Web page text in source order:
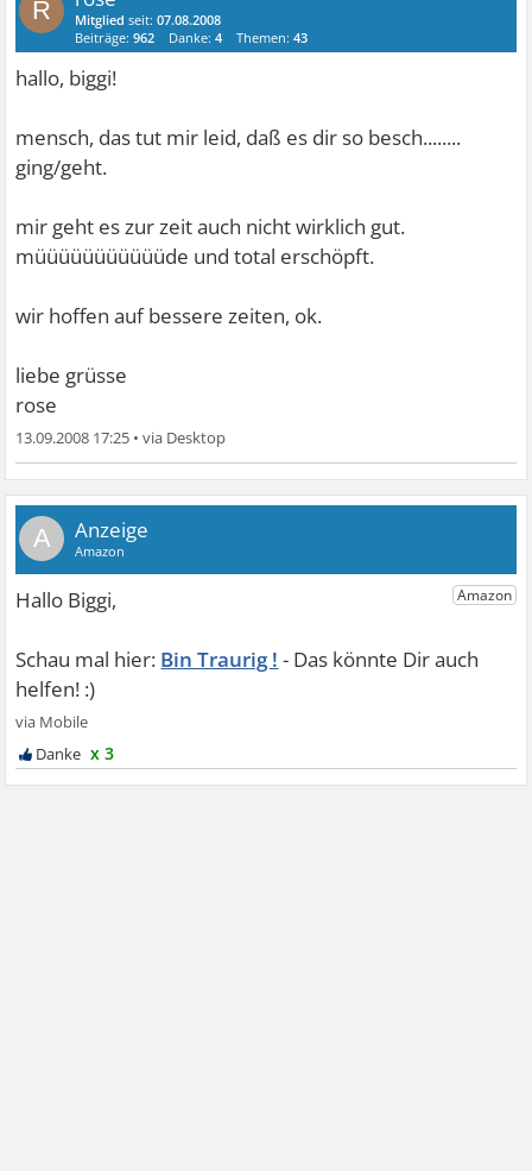
R Mitglied seit:07.08.2008
Beiträge:962 Danke:4 Themen:43
hallo, biggi!
mensch, das tut mir leid, daß es dir so besch........
ging/geht.
mir geht es zur zeit auch nicht wirklich gut.
müüüüüüüüüüüde und total erschöpft.
wir hoffen auf bessere zeiten, ok.
liebe grüsse
rose
13.09.2008 17:25 •
A
Bin Traurig !
x 3